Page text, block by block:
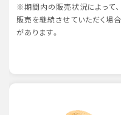
※期間内の販売状況によって、
販売を継続させていただく場合
があります。